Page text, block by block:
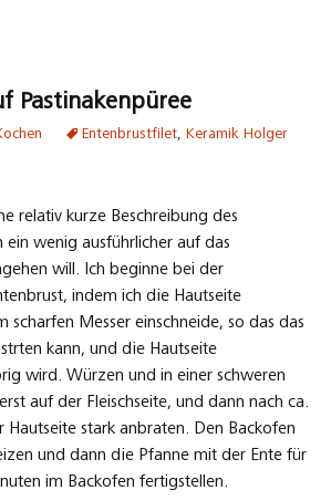
Pastinakenpüree
Entenbrustfilet, Keramik Holger
relativ kurze Beschreibung des
ein wenig ausführlicher auf das
will. Ich beginne bei der
indem ich die Hautseite
scharfen Messer einschneide, so das das
kann, und die Hautseite
wird. Würzen und in einer schweren
auf der Fleischseite, und dann nach ca.
stark anbraten. Den Backofen
und dann die Pfanne mit der Ente für
im Backofen fertigstellen.